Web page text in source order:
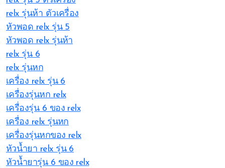
relx รุ่นห้า ตัวเครื่อง
หัวพอด relx รุ่น 5
หัวพอด relx รุ่นห้า
relx รุ่น 6
relx รุ่นหก
เครื่อง relx รุ่น 6
เครื่องรุ่นหก relx
เครื่องรุ่น 6 ของ relx
เครื่อง relx รุ่นหก
เครื่องรุ่นหกของ relx
หัวน้ำยา relx รุ่น 6
หัวน้ำยารุ่น 6 ของ relx